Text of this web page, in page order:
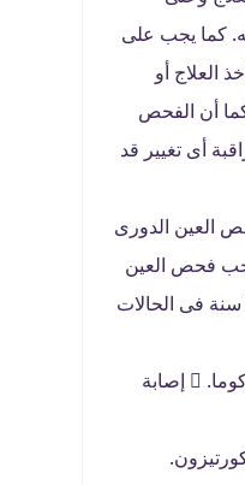
كما يجب على
العلاج أو
أن الفحص
أى تغيير قد
العين الدورى
فحص العين
كالآتى : كل 3-5 سنوات كل 1-2 سنة فى الحالات
 إصابة أحد أفراد العائلة بالجلوكوما.  إصابة